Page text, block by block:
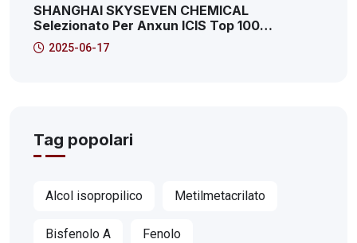
SHANGHAI SKYSEVEN CHEMICAL
Selezionato Per Anxun ICIS Top 100
Distributori Chimici Globali! Questo È Il
41esimo!
2025-06-17
Tag popolari
Alcol isopropilico Metilmetacrilato
Bisfenolo A Fenolo